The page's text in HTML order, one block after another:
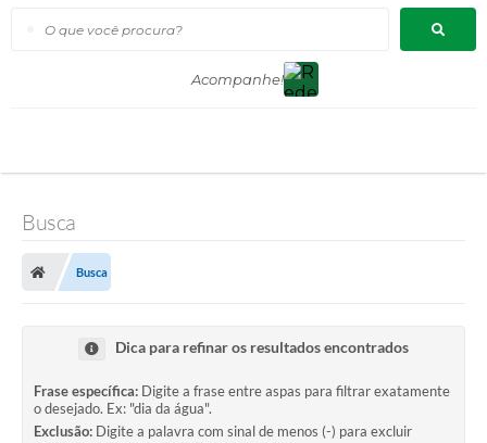
O que você procura?
Busca
Busca
Dica para refinar os resultados encontrados
Frase específica: Digite a frase entre aspas para filtrar exatamente
o desejado. Ex: "dia da água".
Exclusão: Digite a palavra com sinal de menos (-) para excluir